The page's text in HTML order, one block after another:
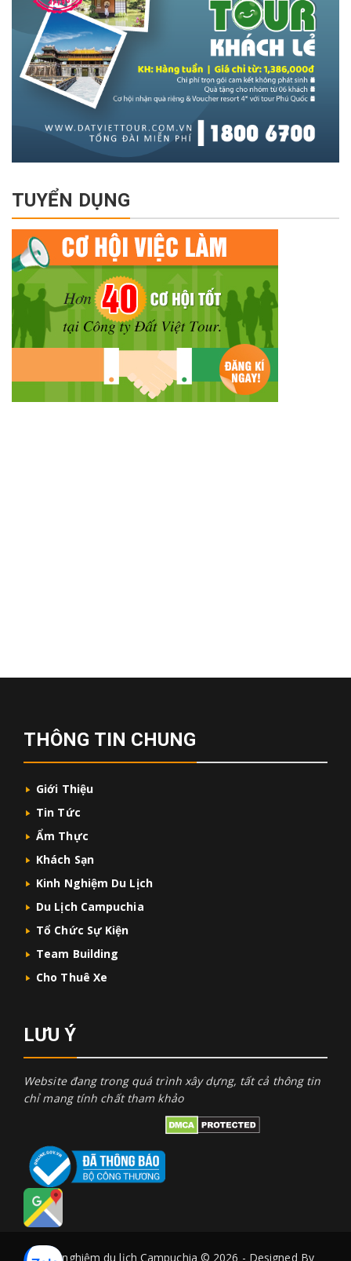
TUYỂN DỤNG
THÔNG TIN CHUNG
Giới Thiệu
Tin Tức
Ẩm Thực
Khách Sạn
Kinh Nghiệm Du Lịch
Du Lịch Campuchia
Tổ Chức Sự Kiện
Team Building
Cho Thuê Xe
LƯU Ý
Website đang trong quá trình xây dựng, tất cả thông tin
chỉ mang tính chất tham khảo
Kinh nghiệm du lịch Campuchia © 2026 - Designed By